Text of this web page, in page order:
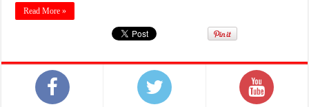
Read More »